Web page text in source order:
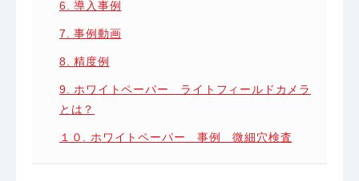
6. 導入事例
7. 事例動画
8. 精度例
9. ホワイトペーパー ライトフィールドカメラ
とは？
１０. ホワイトペーパー 事例 微細穴検査